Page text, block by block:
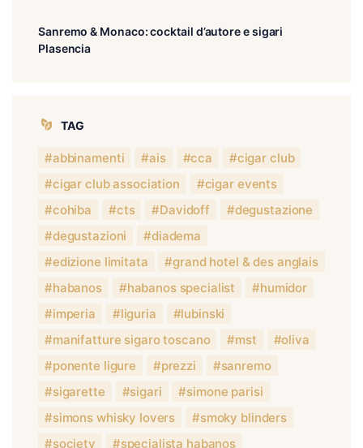
Sanremo & Monaco: cocktail d’autore e sigari
Plasencia
TAG
abbinamenti ais cca
cigar club
cigar club association
cigar events
cohiba
cts Davidoff
degustazione
degustazioni
diadema
edizione limitata
grand hotel & des anglais
habanos
habanos specialist
humidor
imperia
liguria
lubinski
manifatture sigaro toscano
mst
oliva
ponente ligure
prezzi
sanremo
sigarette
sigari
simone parisi
simons whisky lovers
smoky blinders
society
specialista habanos